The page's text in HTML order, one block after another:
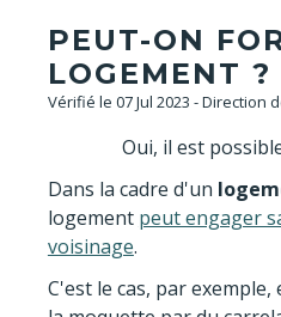
PEUT-ON
LOGEMENT ?
Vérifié le 07 Jul 2023 -
Oui, il est
Dans la cadre d'un
logement peut engager
voisinage.
C'est le cas, par